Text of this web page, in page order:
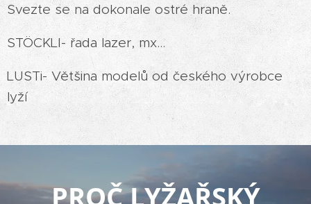
Svezte se na dokonale ostré hraně.
STÖCKLI- řada lazer, mx...
LUSTi- Většina modelů od českého výrobce
lyží
PROČ LYŽAŘSKÝ